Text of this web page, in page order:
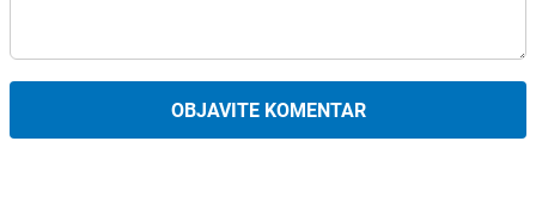
OBJAVITE KOMENTAR